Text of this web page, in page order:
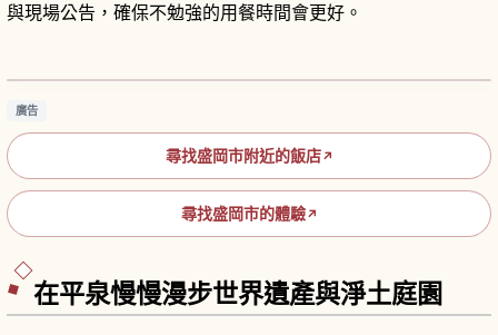
與現場公告，確保不勉強的用餐時間會更好。
岩手名物「碗子蕎麥麵」攻略｜必挑戰的吃到飽
廣告
尋找盛岡市附近的飯店↗
尋找盛岡市的體驗↗
在平泉慢慢漫步世界遺產與淨土庭園